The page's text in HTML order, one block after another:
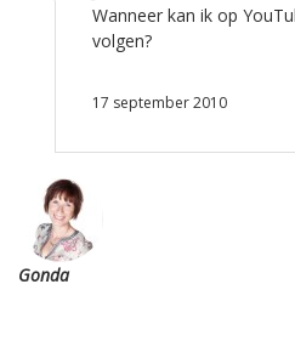
Wanneer kan ik op
volgen?
17 september 2010
Gonda